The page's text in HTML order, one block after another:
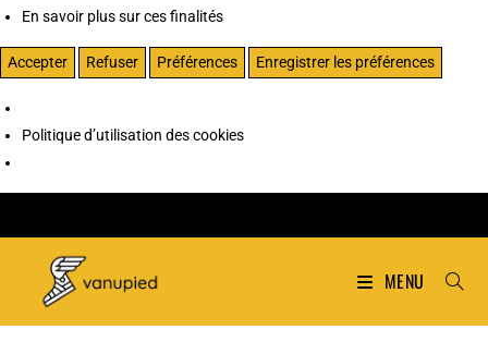
En savoir plus sur ces finalités
Accepter Refuser Préférences Enregistrer les préférences
Politique d’utilisation des cookies
MENU